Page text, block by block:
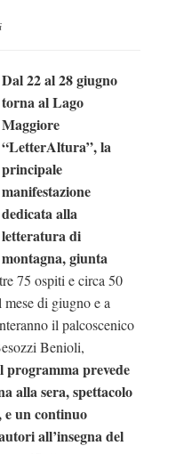
Dal 22 al 28 giugno
torna al Lago
Maggiore
“LetterAltura”, la
principale
manifestazione
dedicata alla
letteratura di
montagna, giunta
75 ospiti e circa 50
di giugno e a
il palcoscenico
Benioli,
programma prevede
alla sera, spettacolo
e un continuo
all’insegna del